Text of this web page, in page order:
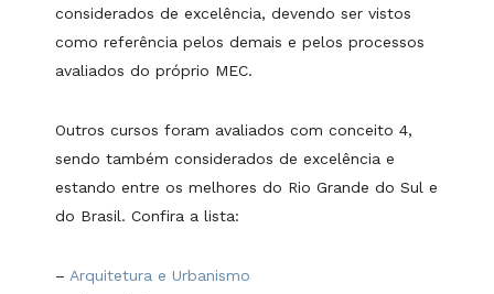
considerados de excelência, devendo ser vistos
como referência pelos demais e pelos processos
avaliados do próprio MEC.
Outros cursos foram avaliados com conceito 4,
sendo também considerados de excelência e
estando entre os melhores do Rio Grande do Sul e
do Brasil. Confira a lista:
– Arquitetura e Urbanismo